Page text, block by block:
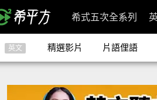
希式五次全系列
英文 精選影片 片語俚語